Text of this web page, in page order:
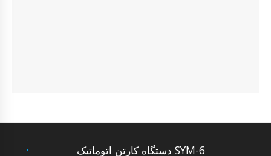
دستگاه کارتن اتوماتیک SYM-6